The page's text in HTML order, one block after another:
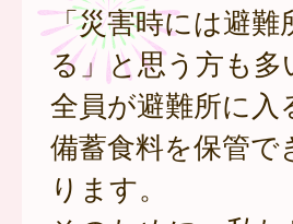
「災害時には避
る」と思う方も
全員が避難所に
備蓄食料を保管
ります。